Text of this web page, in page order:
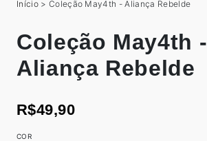
Início > Coleção May4th - Aliança Rebelde
Coleção May4th -
Aliança Rebelde
R$49,90
COR